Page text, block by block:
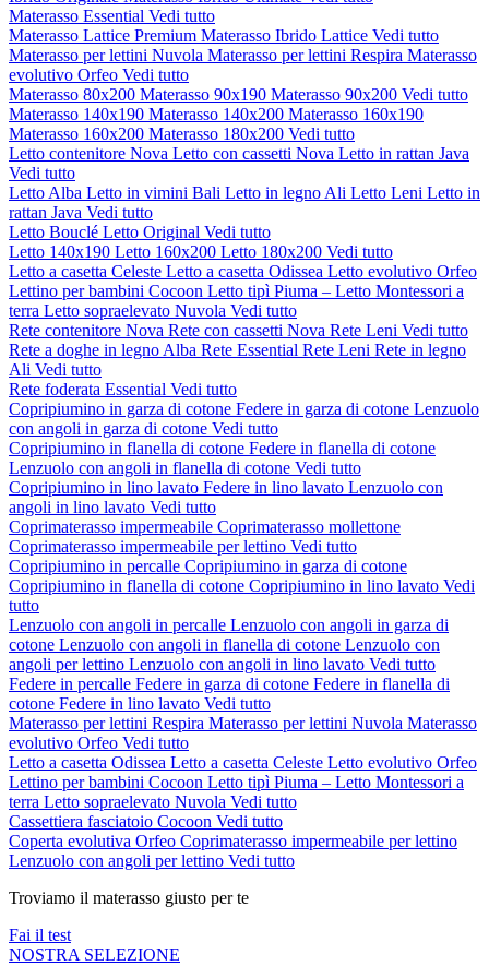
Materasso Essential Vedi tutto
Materasso Lattice Premium Materasso Ibrido Lattice Vedi tutto
Materasso per lettini Nuvola Materasso per lettini Respira Materasso
evolutivo Orfeo Vedi tutto
Materasso 80x200 Materasso 90x190 Materasso 90x200 Vedi tutto
Materasso 140x190 Materasso 140x200 Materasso 160x190
Materasso 160x200 Materasso 180x200 Vedi tutto
Letto contenitore Nova Letto con cassetti Nova Letto in rattan Java
Vedi tutto
Letto Alba Letto in vimini Bali Letto in legno Ali Letto Leni Letto in
rattan Java Vedi tutto
Letto Bouclé Letto Original Vedi tutto
Letto 140x190 Letto 160x200 Letto 180x200 Vedi tutto
Letto a casetta Celeste Letto a casetta Odissea Letto evolutivo Orfeo
Lettino per bambini Cocoon Letto tipì Piuma – Letto Montessori a
terra Letto sopraelevato Nuvola Vedi tutto
Rete contenitore Nova Rete con cassetti Nova Rete Leni Vedi tutto
Rete a doghe in legno Alba Rete Essential Rete Leni Rete in legno
Ali Vedi tutto
Rete foderata Essential Vedi tutto
Copripiumino in garza di cotone Federe in garza di cotone Lenzuolo
con angoli in garza di cotone Vedi tutto
Copripiumino in flanella di cotone Federe in flanella di cotone
Lenzuolo con angoli in flanella di cotone Vedi tutto
Copripiumino in lino lavato Federe in lino lavato Lenzuolo con
angoli in lino lavato Vedi tutto
Coprimaterasso impermeabile Coprimaterasso mollettone
Coprimaterasso impermeabile per lettino Vedi tutto
Copripiumino in percalle Copripiumino in garza di cotone
Copripiumino in flanella di cotone Copripiumino in lino lavato Vedi
tutto
Lenzuolo con angoli in percalle Lenzuolo con angoli in garza di
cotone Lenzuolo con angoli in flanella di cotone Lenzuolo con
angoli per lettino Lenzuolo con angoli in lino lavato Vedi tutto
Federe in percalle Federe in garza di cotone Federe in flanella di
cotone Federe in lino lavato Vedi tutto
Materasso per lettini Respira Materasso per lettini Nuvola Materasso
evolutivo Orfeo Vedi tutto
Letto a casetta Odissea Letto a casetta Celeste Letto evolutivo Orfeo
Lettino per bambini Cocoon Letto tipì Piuma – Letto Montessori a
terra Letto sopraelevato Nuvola Vedi tutto
Cassettiera fasciatoio Cocoon Vedi tutto
Coperta evolutiva Orfeo Coprimaterasso impermeabile per lettino
Lenzuolo con angoli per lettino Vedi tutto
Troviamo il materasso giusto per te
Fai il test
NOSTRA SELEZIONE